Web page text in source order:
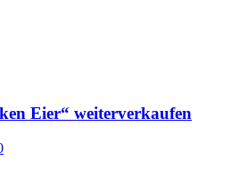
Eier“ weiterverkaufen